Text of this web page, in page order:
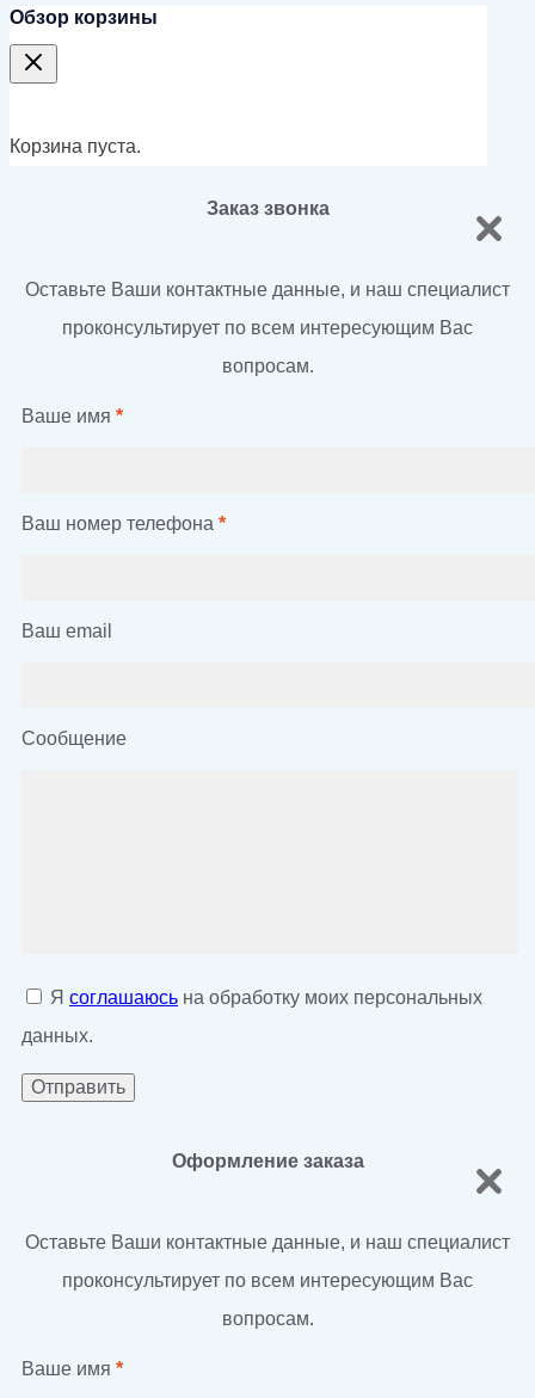
Обзор корзины
Корзина пуста.
Заказ звонка
Оставьте Ваши контактные данные, и наш специалист
проконсультирует по всем интересующим Вас
вопросам.
Ваше имя *
Ваш номер телефона *
Ваш email
Сообщение
Я соглашаюсь на обработку моих персональных
данных.
Оформление заказа
Оставьте Ваши контактные данные, и наш специалист
проконсультирует по всем интересующим Вас
вопросам.
Ваше имя *